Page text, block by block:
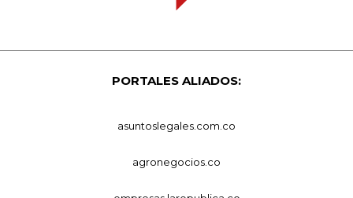
PORTALES ALIADOS:
asuntoslegales.com.co
agronegocios.co